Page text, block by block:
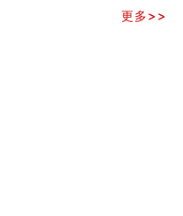
五行属水的汉字大全
析十）
传统节日
在何处？
)
更多>>